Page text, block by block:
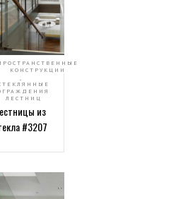
КОНСТРУКЦИИ
,
ЛЕСТНИЦ
из
#3207